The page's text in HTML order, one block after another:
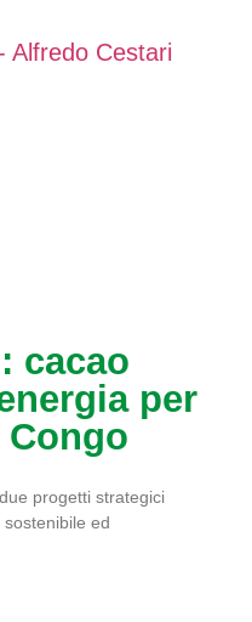
cacao
per
progetti strategici
sostenibile ed